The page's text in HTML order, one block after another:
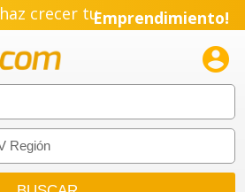
crecer tuEmprendimiento!
